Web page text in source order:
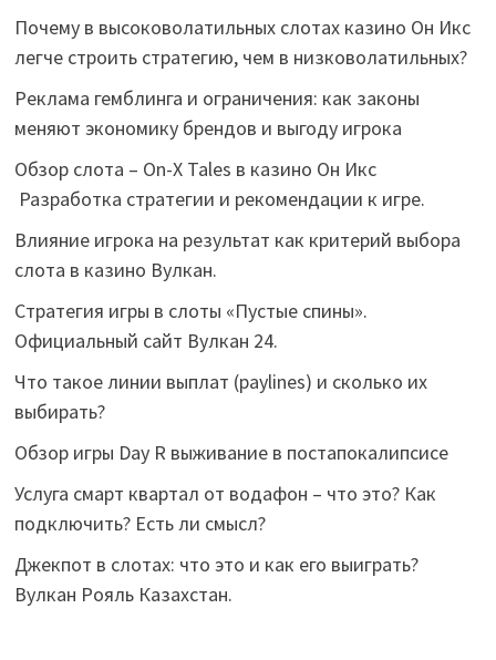
Почему в высоковолатильных слотах казино Он Икс
легче строить стратегию, чем в низковолатильных?
Реклама гемблинга и ограничения: как законы
меняют экономику брендов и выгоду игрока
Обзор слота – On-X Tales в казино Он Икс
Разработка стратегии и рекомендации к игре.
Влияние игрока на результат как критерий выбора
слота в казино Вулкан.
Стратегия игры в слоты «Пустые спины».
Официальный сайт Вулкан 24.
Что такое линии выплат (paylines) и сколько их
выбирать?
Обзор игры Day R выживание в постапокалипсисе
Услуга смарт квартал от водафон – что это? Как
подключить? Есть ли смысл?
Джекпот в слотах: что это и как его выиграть?
Вулкан Рояль Казахстан.